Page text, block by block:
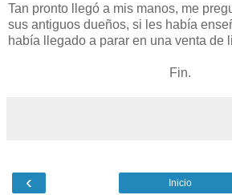
Tan pronto llegó a mis manos, me
sus antiguos dueños, si les había
había llegado a parar en una venta de
Fin.
‹ Inicio